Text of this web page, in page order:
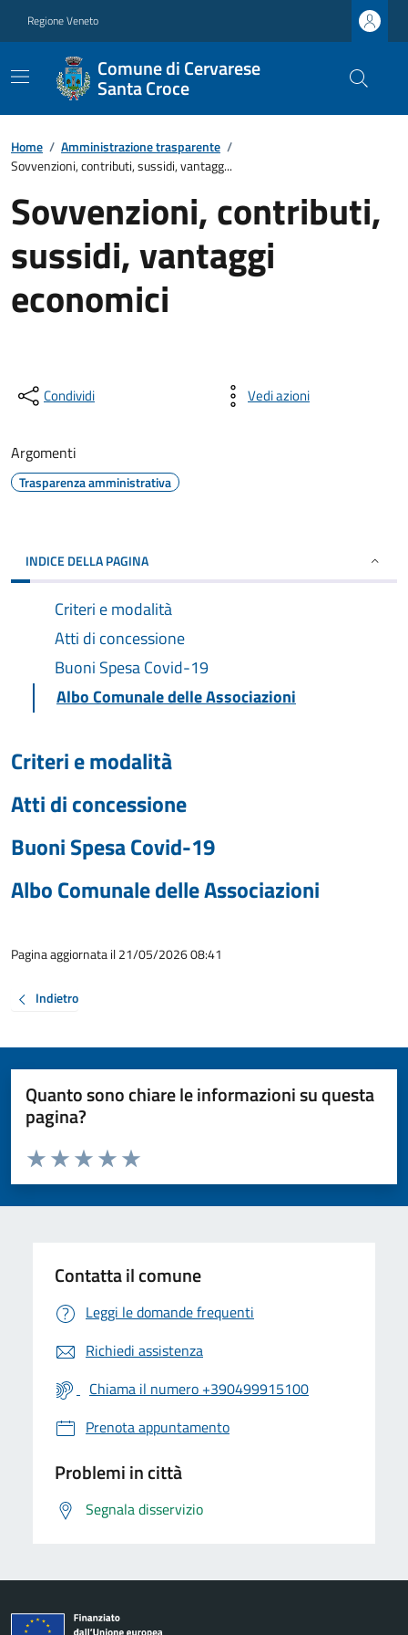
Regione Veneto
Comune di Cervarese
Santa Croce
Home / Amministrazione trasparente /
Sovvenzioni, contributi, sussidi, vantagg...
Sovvenzioni, contributi,
sussidi, vantaggi
economici
Condividi Vedi azioni
Argomenti
Trasparenza amministrativa
INDICE DELLA PAGINA
Criteri e modalità
Atti di concessione
Buoni Spesa Covid-19
Albo Comunale delle Associazioni
Criteri e modalità
Atti di concessione
Buoni Spesa Covid-19
Albo Comunale delle Associazioni
Pagina aggiornata il 21/05/2026 08:41
Indietro
Quanto sono chiare le informazioni su questa
pagina?
Valuta da 1 a 5 stelle la pagina
Valuta 5 stelle su 5
Valuta 4 stelle su 5
Valuta 3 stelle su 5
Valuta 2 stelle su 5
Valuta 1 stelle su 5
Contatta il comune
Leggi le domande frequenti
Richiedi assistenza
Chiama il numero +390499915100
Prenota appuntamento
Problemi in città
Segnala disservizio